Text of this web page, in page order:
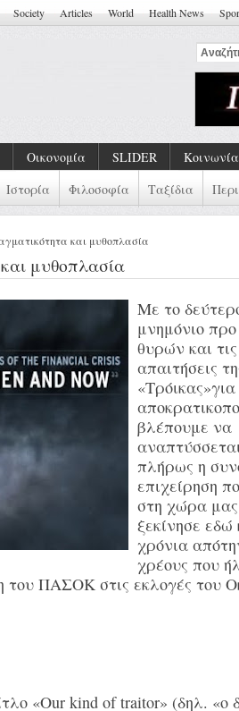
Society Articles World Health News
Οικονομία SLIDER Κοινωνία
Ιστορία Φιλοσοφία Ταξίδια
και μυθοπλασία
μυθοπλασία
Με το
μνημόνιο
θυρών και τις
απαιτήσεις
βλέπουμε να
πλήρως η
επιχείρηση
στη χώρα μας
ξεκίνησε εδώ
χρόνια
χρέους που
του ΠΑΣΟΚ στις εκλογές του
«Our kind of traitor» (δηλ. «ο